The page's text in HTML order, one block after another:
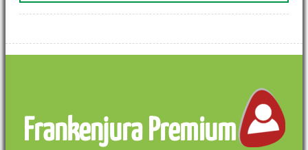
Frankenjura Premium